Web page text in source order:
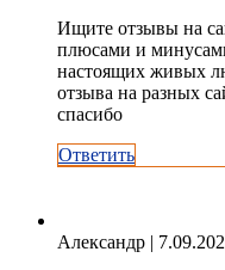
Ищите отзывы на
плюсами и
настоящих живых
отзыва на разных
спасибо
Ответить
Александр |